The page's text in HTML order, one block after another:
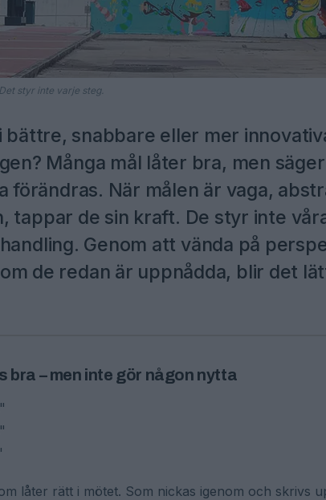
styr inte varje steg.
bättre, snabbare eller mer
Många mål låter bra, men
förändras. När målen är vaga,
tappar de sin kraft. De styr inte
Genom att vända på
de redan är uppnådda, blir det
bra – men inte gör någon nytta
låter rätt i mötet. Som nickas igenom och skrivs